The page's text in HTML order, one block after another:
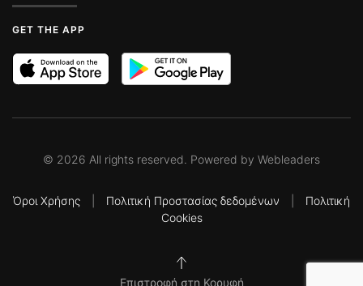
GET THE APP
© 2026 All rights reserved. Powered by Webleaders
Όροι Χρήσης Πολιτική Προστασίας δεδομένων
Πολιτική
Cookies
Επιστροφή στη Κορυφή